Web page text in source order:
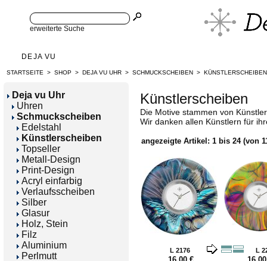
erweiterte Suche
DEJA VU
STARTSEITE > SHOP > DEJA VU UHR > SCHMUCKSCHEIBEN > KÜNSTLERSCHEIBEN
Deja vu Uhr
Uhren
Schmuckscheiben
Edelstahl
Künstlerscheiben
Topseller
Metall-Design
Print-Design
Acryl einfarbig
Verlaufsscheiben
Silber
Glasur
Holz, Stein
Filz
Aluminium
Perlmutt
Künstlerscheiben
Die Motive stammen von
Wir danken allen Künstlern für
angezeigte Artikel: 1 bis 24(von
L 2176 L